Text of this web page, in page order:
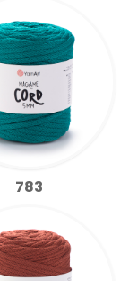
783